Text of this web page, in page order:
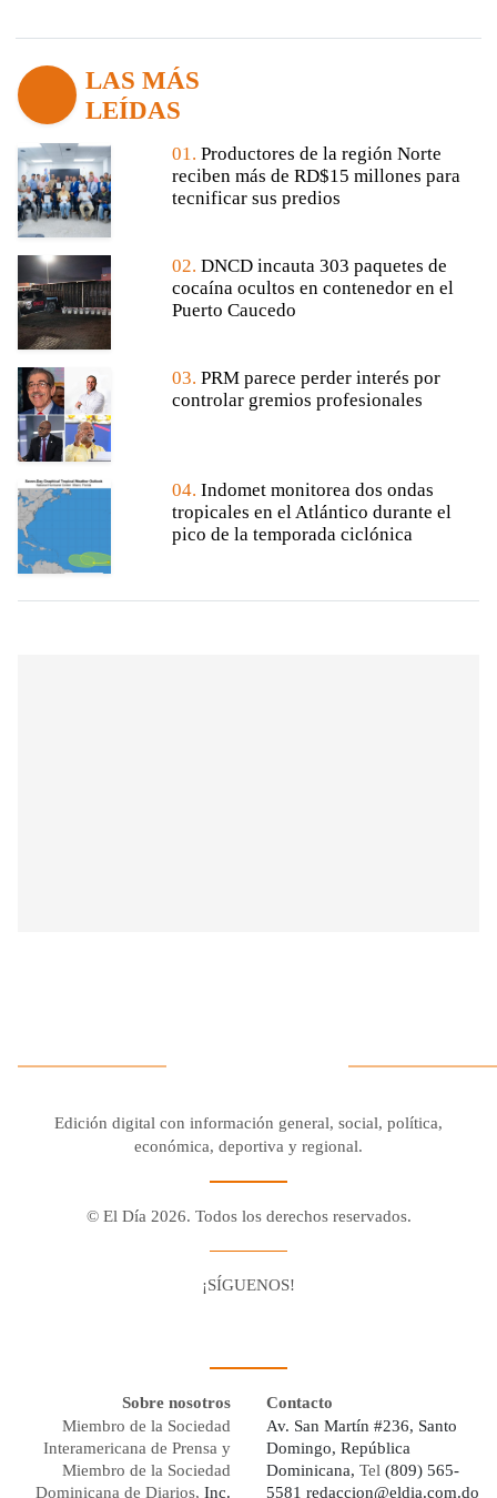
LAS MÁS
LEÍDAS
01. Productores de la región Norte
reciben más de RD$15 millones para
tecnificar sus predios
02. DNCD incauta 303 paquetes de
cocaína ocultos en contenedor en el
Puerto Caucedo
03. PRM parece perder interés por
controlar gremios profesionales
04. Indomet monitorea dos ondas
tropicales en el Atlántico durante el
pico de la temporada ciclónica
Edición digital con información general, social, política,
económica, deportiva y regional.
© El Día 2026. Todos los derechos reservados.
¡SÍGUENOS!
Sobre nosotros
Miembro de la Sociedad
Interamericana de Prensa y
Miembro de la Sociedad
Dominicana de Diarios, Inc.
Contacto
Av. San Martín #236, Santo
Domingo, República
Dominicana, Tel (809) 565-
5581 redaccion@eldia.com.do